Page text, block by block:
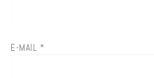
E-MAIL *